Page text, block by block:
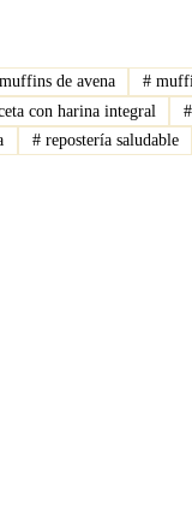
de avena #
con harina integral #
#repostería saludable